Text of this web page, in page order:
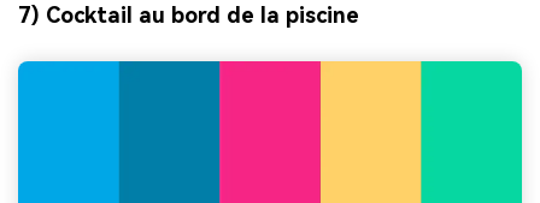
7) Cocktail au bord de la piscine